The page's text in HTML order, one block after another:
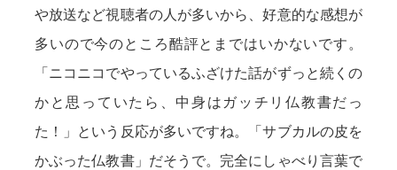
や放送など視聴者の人が多いから、好意的な感想が
多いので今のところ酷評とまではいかないです。
「ニコニコでやっているふざけた話がずっと続くの
かと思っていたら、中身はガッチリ仏教書だっ
た！」という反応が多いですね。「サブカルの皮を
かぶった仏教書」だそうで。完全にしゃべり言葉で